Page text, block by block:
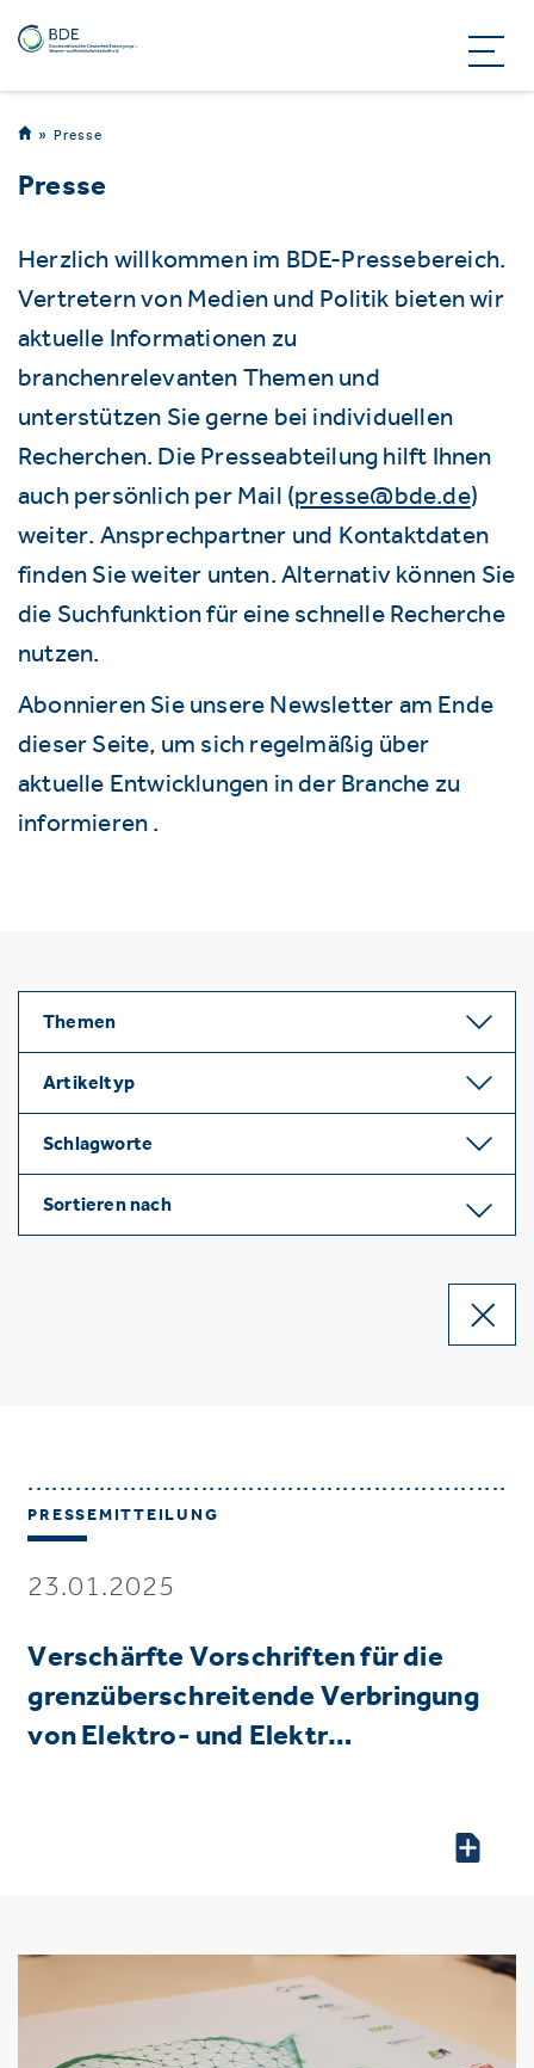
Presse
Presse
Herzlich willkommen im BDE-Pressebereich.
Vertretern von Medien und Politik bieten wir
aktuelle Informationen zu
branchenrelevanten Themen und
unterstützen Sie gerne bei individuellen
Recherchen. Die Presseabteilung hilft Ihnen
auch persönlich per Mail (presse@bde.de)
weiter. Ansprechpartner und Kontaktdaten
finden Sie weiter unten. Alternativ können Sie
die Suchfunktion für eine schnelle Recherche
nutzen.
Abonnieren Sie unsere Newsletter am Ende
dieser Seite, um sich regelmäßig über
aktuelle Entwicklungen in der Branche zu
informieren .
Themen
Artikeltyp
Schlagworte
Sortieren nach
PRESSEMITTEILUNG
23.01.2025
Verschärfte Vorschriften für die
grenzüberschreitende Verbringung
von Elektro- und Elektr…